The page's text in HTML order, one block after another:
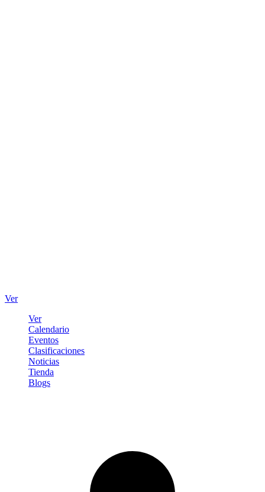
Ver
Ver
Calendario
Eventos
Clasificaciones
Noticias
Tienda
Blogs